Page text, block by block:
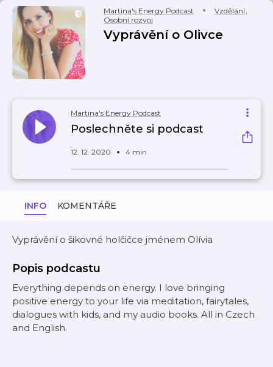
Martina's Energy Podcast Vzdělání,
Osobní rozvoj
Vyprávění o Olivce
Martina's Energy Podcast
Poslechněte si podcast
12. 12. 2020 4 min
INFO KOMENTÁŘE
Vyprávění o šikovné holčičce jménem Olívia
Popis podcastu
Everything depends on energy. I love bringing
positive energy to your life via meditation, fairytales,
dialogues with kids, and my audio books. All in Czech
and English.